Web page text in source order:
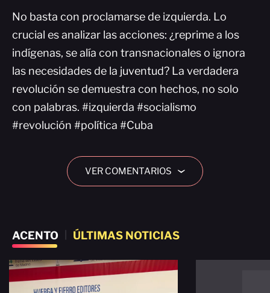
No basta con proclamarse de izquierda. Lo
crucial es analizar las acciones: ¿reprime a los
indígenas, se alía con transnacionales o ignora
las necesidades de la juventud? La verdadera
revolución se demuestra con hechos, no solo
con palabras. #izquierda #socialismo
#revolución #política #Cuba
VER COMENTARIOS ›
ACENTO ÚLTIMAS NOTICIAS